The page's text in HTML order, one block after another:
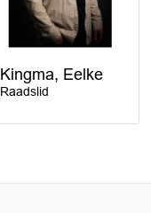
Kingma, Eelke
Raadslid